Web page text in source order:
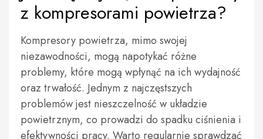
z kompresorami powietrza?
Kompresory powietrza, mimo swojej
niezawodności, mogą napotykać różne
problemy, które mogą wpłynąć na ich wydajność
oraz trwałość. Jednym z najczęstszych
problemów jest nieszczelność w układzie
powietrznym, co prowadzi do spadku ciśnienia i
efektywności pracy. Warto regularnie sprawdzać